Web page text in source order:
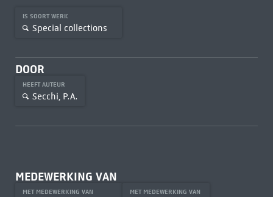
IS SOORT WERK
Special collections
DOOR
HEEFT AUTEUR
Secchi, P.A.
MEDEWERKING VAN
MET MEDEWERKING VAN MET MEDEWERKING VAN